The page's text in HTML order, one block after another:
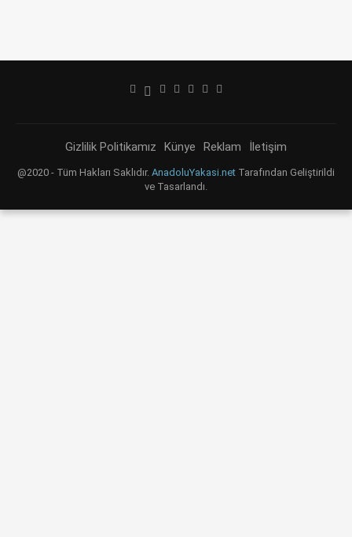
Gizlilik Politikamız Künye Reklam İletişim
@2020 - Tüm Hakları Saklıdır. AnadoluYakasi.net Tarafından Geliştirildi
ve Tasarlandı.